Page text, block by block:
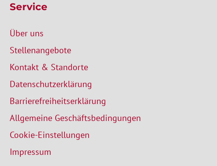
Service
Über uns
Stellenangebote
Kontakt & Standorte
Datenschutzerklärung
Barrierefreiheitserklärung
Allgemeine Geschäftsbedingungen
Cookie-Einstellungen
Impressum